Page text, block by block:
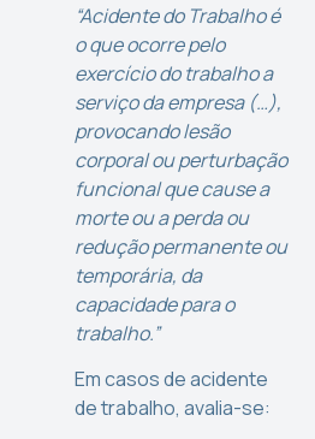
“Acidente do Trabalho é
o que ocorre pelo
exercício do trabalho a
serviço da empresa (…),
provocando lesão
corporal ou perturbação
funcional que cause a
morte ou a perda ou
redução permanente ou
temporária, da
capacidade para o
trabalho.”
Em casos de acidente
de trabalho, avalia-se: